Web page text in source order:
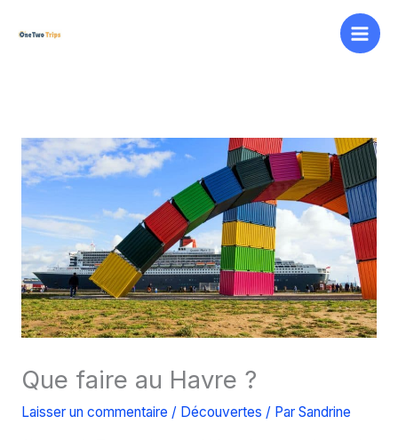
Que faire au Havre ?
Laisser un commentaire / Découvertes / Par Sandrine